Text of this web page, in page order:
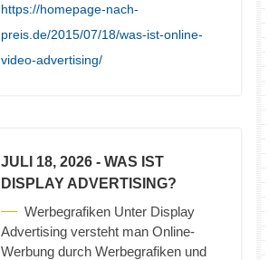
https://homepage-nach-
preis.de/2015/07/18/was-ist-online-
video-advertising/
JULI 18, 2026 - WAS IST
DISPLAY ADVERTISING?
Werbegrafiken Unter Display
Advertising versteht man Online-
Werbung durch Werbegrafiken und